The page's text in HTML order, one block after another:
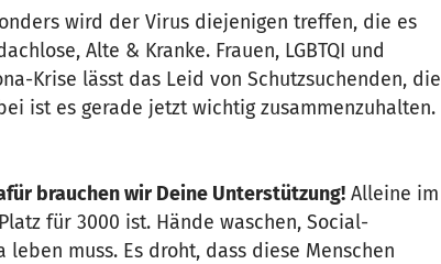
wird der Virus diejenigen treffen, die es
Alte & Kranke. Frauen, LGBTQI und
Krise lässt das Leid von Schutzsuchenden, die
ist es gerade jetzt wichtig zusammenzuhalten.
brauchen wir Deine Unterstützung! Alleine im
für 3000 ist. Hände waschen, Social-
muss. Es droht, dass diese Menschen